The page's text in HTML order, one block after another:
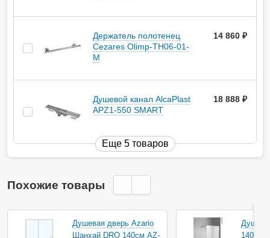
Держатель полотенец
Cezares Olimp-TH06-01-
M
14 860
Душевой канал AlcaPlast
APZ1-550 SMART
18 888
Еще 5 товаров
Похожие товары
Душевая дверь Azario
Шанхай DRO 140см AZ-
140см